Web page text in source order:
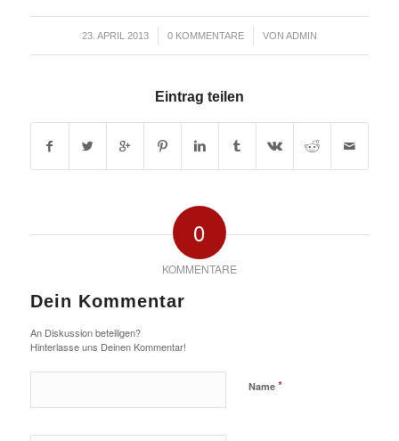
23. APRIL 2013
/ 0 KOMMENTARE
/ VON ADMIN
Eintrag teilen
0
KOMMENTARE
Dein Kommentar
An Diskussion beteiligen?
Hinterlasse uns Deinen Kommentar!
Name *